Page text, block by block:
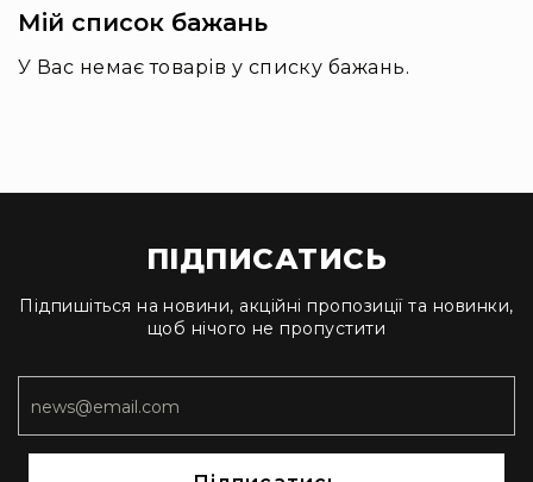
Для
офісів
та
комплектуючі
для
трансляцій
звуку
Готові
для
конференцій
Мій список бажань
У Вас немає товарів у списку бажань.
ПІДПИСАТИСЬ
Підпишіться на новини, акційні пропозиції та новинки,
щоб нічого не пропустити